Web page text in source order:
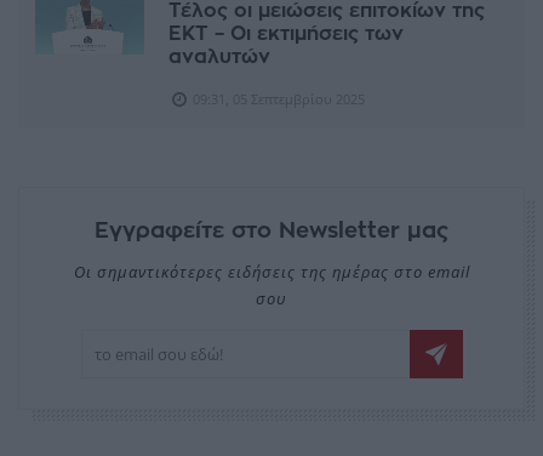
Τέλος οι μειώσεις επιτοκίων της
ΕΚΤ – Οι εκτιμήσεις των
αναλυτών
Εγγραφείτε στο Newsletter μας
Οι σημαντικότερες ειδήσεις της ημέρας στο email
σου